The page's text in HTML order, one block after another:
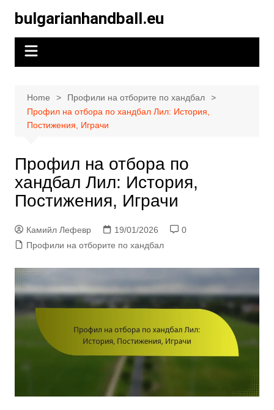
content
bulgarianhandball.eu
Home
Профили на отборите по хандбал
Профил на отбора по хандбал Лил: История,
Постижения, Играчи
Профил на отбора по
хандбал Лил: История,
Постижения, Играчи
Камийл Лефевр 19/01/2026
0
Профили на отборите по хандбал